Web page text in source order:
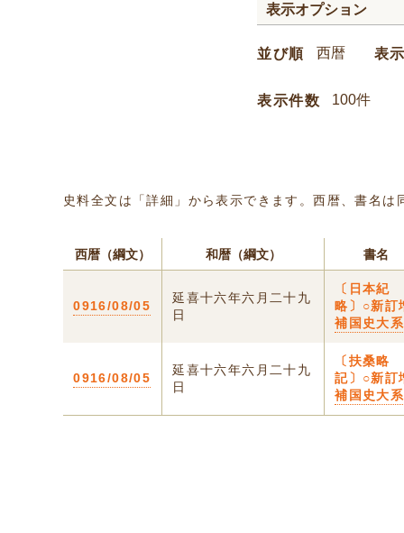
表示オプション
並び順 表
表示件数
史料全文は「詳細」から表示できます。西暦、書名
西暦（綱文） 和暦（綱文） 書名
0916/08/05
延喜十六年六月二十九
日
〔日本紀
略〕○新訂
補国史大系
0916/08/05
延喜十六年六月二十九
日
〔扶桑略
記〕○新訂
補国史大系